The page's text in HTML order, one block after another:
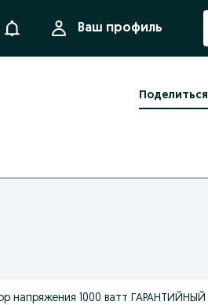
УведомленияВаш профиль
Поделиться
напряжения 1000 ватт ГАРАНТИЙНЫЙ